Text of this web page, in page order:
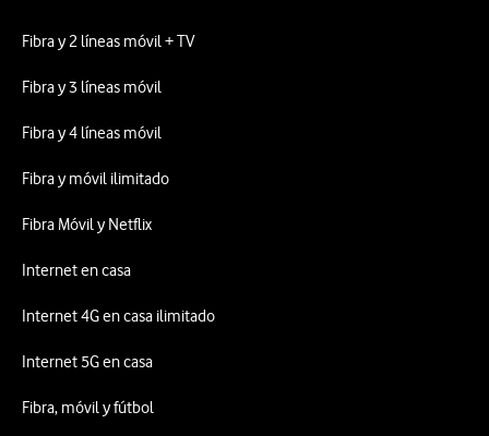
Fibra y 2 líneas móvil + TV
Fibra y 3 líneas móvil
Fibra y 4 líneas móvil
Fibra y móvil ilimitado
Fibra Móvil y Netflix
Internet en casa
Internet 4G en casa ilimitado
Internet 5G en casa
Fibra, móvil y fútbol